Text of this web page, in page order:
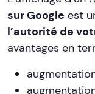
sur Google est
l’autorité de
avantages en